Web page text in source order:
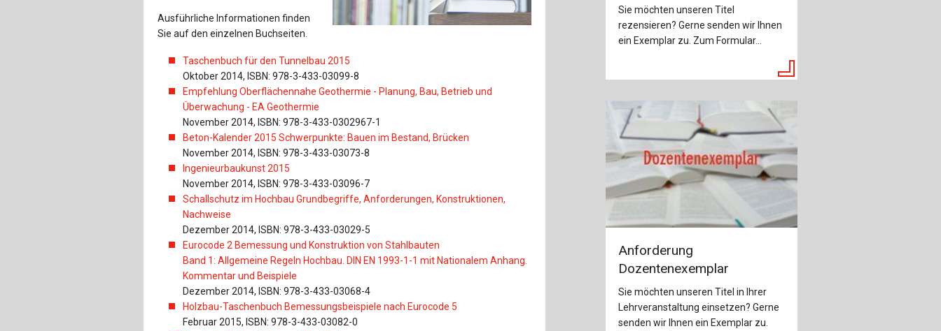
Baustoffe
Brückenbau
E&S Zeitlos
Sachbuch
Stahlbau
Ausführliche Informationen finden
Sie auf den einzelnen Buchseiten.
Taschenbuch für den Tunnelbau 2015
Oktober 2014, ISBN: 978-3-433-03099-8
Empfehlung Oberflächennahe Geothermie - Planung, Bau, Betrieb und
Überwachung - EA Geothermie
November 2014, ISBN: 978-3-433-0302967-1
Beton-Kalender 2015 Schwerpunkte: Bauen im Bestand, Brücken
November 2014, ISBN: 978-3-433-03073-8
Ingenieurbaukunst 2015
November 2014, ISBN: 978-3-433-03096-7
Schallschutz im Hochbau Grundbegriffe, Anforderungen, Konstruktionen,
Nachweise
Dezember 2014, ISBN: 978-3-433-03029-5
Eurocode 2 Bemessung und Konstruktion von Stahlbauten
Band 1: Allgemeine Regeln Hochbau. DIN EN 1993-1-1 mit Nationalem Anhang.
Kommentar und Beispiele
Dezember 2014, ISBN: 978-3-433-03068-4
Holzbau-Taschenbuch Bemessungsbeispiele nach Eurocode 5
Februar 2015, ISBN: 978-3-433-03082-0
Sie möchten unseren Titel
rezensieren? Gerne senden wir Ihnen
ein Exemplar zu. Zum Formular...
Anforderung
Dozentenexemplar
Sie möchten unseren Titel in Ihrer
Lehrveranstaltung einsetzen? Gerne
senden wir Ihnen ein Exemplar zu.